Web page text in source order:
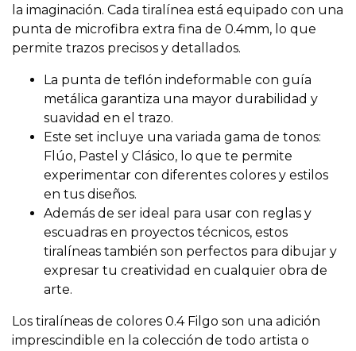
la imaginación. Cada tiralínea está equipado con una
punta de microfibra extra fina de 0.4mm, lo que
permite trazos precisos y detallados.
La punta de teflón indeformable con guía
metálica garantiza una mayor durabilidad y
suavidad en el trazo.
Este set incluye una variada gama de tonos:
Flúo, Pastel y Clásico, lo que te permite
experimentar con diferentes colores y estilos
en tus diseños.
Además de ser ideal para usar con reglas y
escuadras en proyectos técnicos, estos
tiralíneas también son perfectos para dibujar y
expresar tu creatividad en cualquier obra de
arte.
Los tiralíneas de colores 0.4 Filgo son una adición
imprescindible en la colección de todo artista o